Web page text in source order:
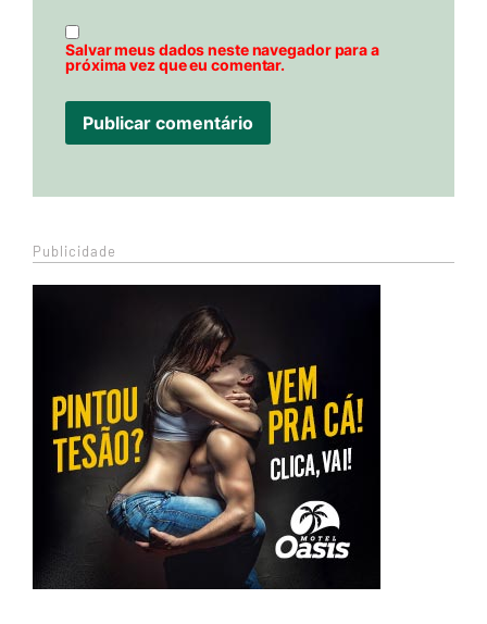
Salvar meus dados neste navegador para a
próxima vez que eu comentar.
Publicidade